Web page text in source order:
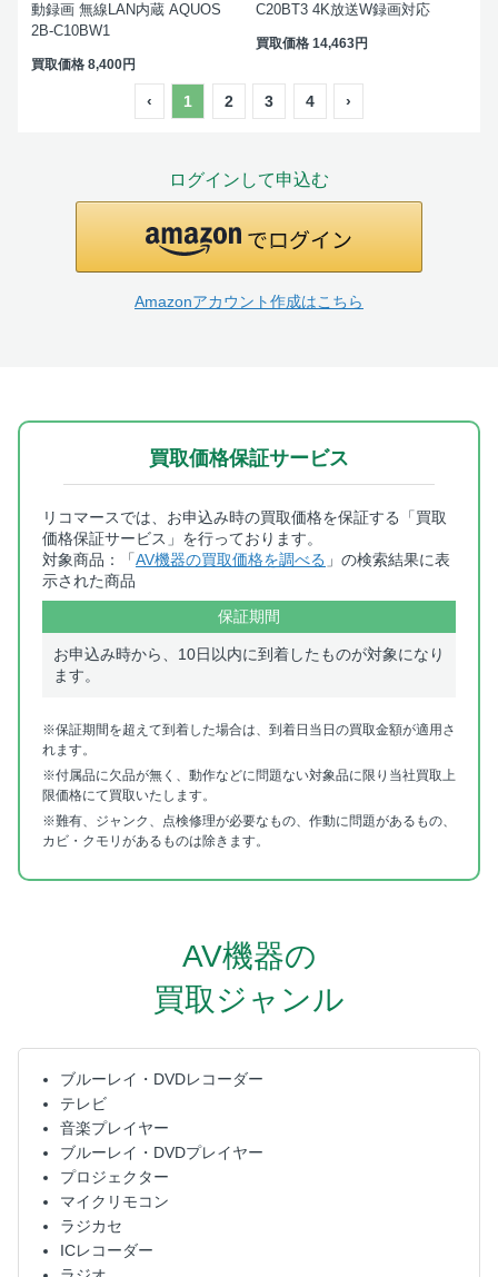
動録画 無線LAN内蔵 AQUOS
2B-C10BW1
買取価格 8,400円
C20BT3 4K放送W録画対応
買取価格14,463円
‹ 1 2 3 4 ›
ログインして申込む
Amazonアカウント作成はこちら
買取価格保証サービス
リコマースでは、お申込み時の買取価格を保証する「買取
価格保証サービス」を行っております。
対象商品：「AV機器の買取価格を調べる 」の検索結果に表
示された商品
保証期間
お申込み時から、10日以内に到着したものが対象になり
ます。
※保証期間を超えて到着した場合は、到着日当日の買取金額が適用さ
れます。
※付属品に欠品が無く、動作などに問題ない対象品に限り当社買取上
限価格にて買取いたします。
※難有、ジャンク、点検修理が必要なもの、作動に問題があるもの、
カビ・クモリがあるものは除きます。
AV機器の
買取ジャンル
ブルーレイ・DVDレコーダー
テレビ
音楽プレイヤー
ブルーレイ・DVDプレイヤー
プロジェクター
マイクリモコン
ラジカセ
ICレコーダー